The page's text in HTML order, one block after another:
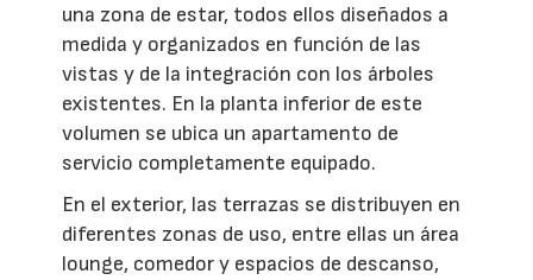
una zona de estar, todos ellos diseñados a
medida y organizados en función de las
vistas y de la integración con los árboles
existentes. En la planta inferior de este
volumen se ubica un apartamento de
servicio completamente equipado.
En el exterior, las terrazas se distribuyen en
diferentes zonas de uso, entre ellas un área
lounge, comedor y espacios de descanso,